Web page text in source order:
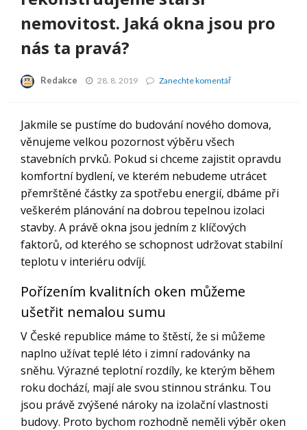
nemovitost. Jaká okna jsou pro
nás ta pravá?
Redakce 28. 8. 2019 Zanechte komentářStavíme
starší
nemovitost.
Jaká
okna
jsou
pro
ta
pravá?
Jakmile se pustíme do budování nového domova,
věnujeme velkou pozornost výběru všech
stavebních prvků. Pokud si chceme zajistit opravdu
komfortní bydlení, ve kterém nebudeme utrácet
přemrštěné částky za spotřebu energií, dbáme při
veškerém plánování na dobrou tepelnou izolaci
stavby. A právě okna jsou jedním z klíčových
faktorů, od kterého se schopnost udržovat stabilní
teplotu v interiéru odvíjí.
Pořízením kvalitních oken můžeme
ušetřit nemalou sumu
V České republice máme to štěstí, že si můžeme
naplno užívat teplé léto i zimní radovánky na
sněhu. Výrazné teplotní rozdíly, ke kterým během
roku dochází, mají ale svou stinnou stránku. Tou
jsou právě zvýšené nároky na izolační vlastnosti
budovy. Proto bychom rozhodně neměli výběr oken